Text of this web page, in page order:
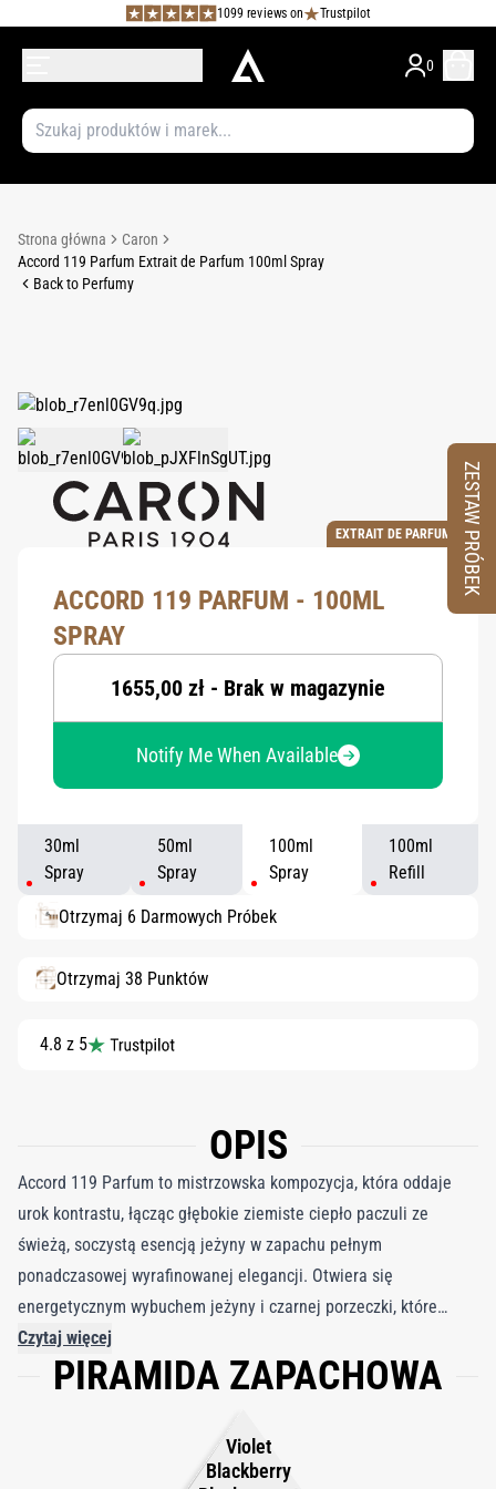
1099 reviews on Trustpilot
0
Strona główna
Caron
Accord 119 Parfum Extrait de Parfum 100ml Spray
Back to Perfumy
EXTRAIT DE PARFUM
ACCORD 119 PARFUM - 100ML
SPRAY
1655,00 zł - Brak w magazynie
Notify Me When Available
30ml
Spray
50ml
Spray
100ml
Spray
100ml
Refill
Otrzymaj 6 Darmowych Próbek
Otrzymaj 38 Punktów
4.8 z 5
OPIS
Accord 119 Parfum to mistrzowska kompozycja, która oddaje
urok kontrastu, łącząc głębokie ziemiste ciepło paczuli ze
świeżą, soczystą esencją jeżyny w zapachu pełnym
ponadczasowej wyrafinowanej elegancji. Otwiera się
energetycznym wybuchem jeżyny i czarnej porzeczki, które
wnoszą soczysty blask złagodzony pudrowymi tonami fiołka. W
miarę rozwoju serce z egipskiego absolutu jaśminu, heliotropu i
uwodzicielsko utrzymującej się na skórze. Ta harmonijna
Czytaj więcej
PIRAMIDA ZAPACHOWA
Violet
Blackberry
ZESTAW PRÓBEK